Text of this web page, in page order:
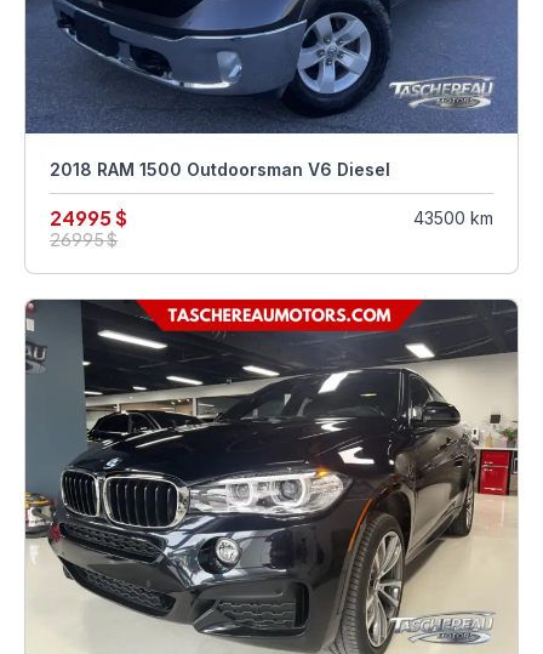
2018 RAM 1500 Outdoorsman V6 Diesel
24995 $
26995 $
43500 km